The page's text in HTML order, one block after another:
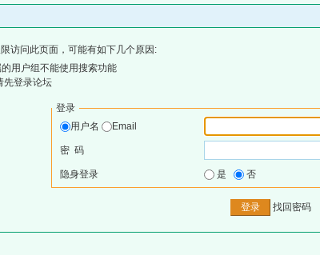
访问此页面，可能有如下几个原因:
用户组不能使用搜索功能
先登录论坛
登录
用户名
Email
密 码
隐身登录 是 否
找回密码